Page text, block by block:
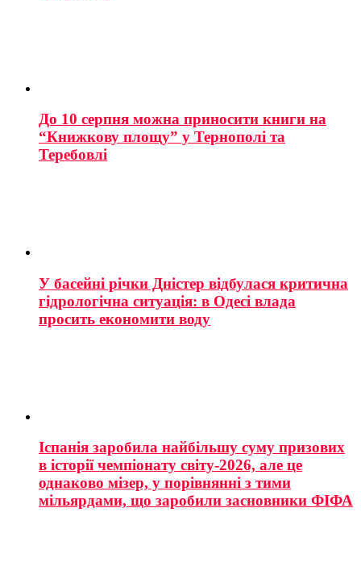
До 10 серпня можна приносити книги на
“Книжкову площу” у Тернополі та
Теребовлі
У басейні річки Дністер відбулася критична
гідрологічна ситуація: в Одесі влада
просить економити воду
Іспанія заробила найбільшу суму призових
в історії чемпіонату світу-2026, але це
однаково мізер, у порівнянні з тими
мільярдами, що заробили засновники ФІФА